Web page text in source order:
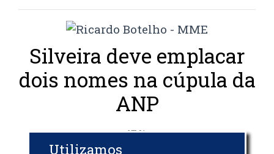
Silveira deve emplacar
dois nomes na cúpula da
ANP
VEJA
04 DEZ 2024
Utilizamos